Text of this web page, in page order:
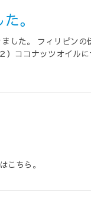
。
した。 フィリピンの
）ココナッツオイルに
こちら。